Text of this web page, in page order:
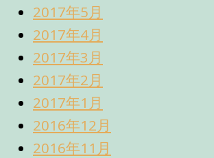
2017年5月
2017年4月
2017年3月
2017年2月
2017年1月
2016年12月
2016年11月